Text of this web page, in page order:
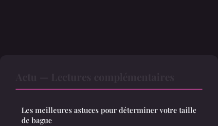
Les meilleures astuces pour déterminer votre taille
de bague